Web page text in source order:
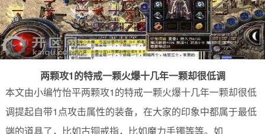
两颗攻1的特戒一颗火爆十几年一颗却很低调
本文由小编竹怡平两颗攻1的特戒一颗火爆十几年一颗却很低
调提起自带1点攻击属性的装备，在大家的印象中都属于最低
端的道具了，比如古铜戒指，比如魔力手镯等等。如